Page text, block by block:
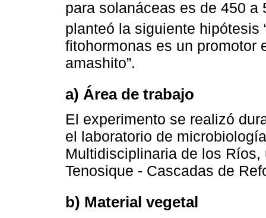
para solanáceas es de 450 a
planteó la siguiente hipótesis
fitohormonas es un promotor
amashito”.
a) Área de trabajo
El experimento se realizó
el laboratorio de
Multidisciplinaria de los
Tenosique - Cascadas de
b) Material vegetal